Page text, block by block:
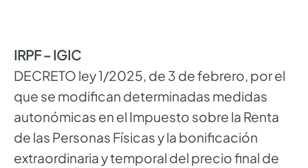
IRPF – IGIC
DECRETO ley 1/2025, de 3 de febrero, por el
que se modifican determinadas medidas
autonómicas en el Impuesto sobre la Renta
de las Personas Físicas y la bonificación
extraordinaria y temporal del precio final de